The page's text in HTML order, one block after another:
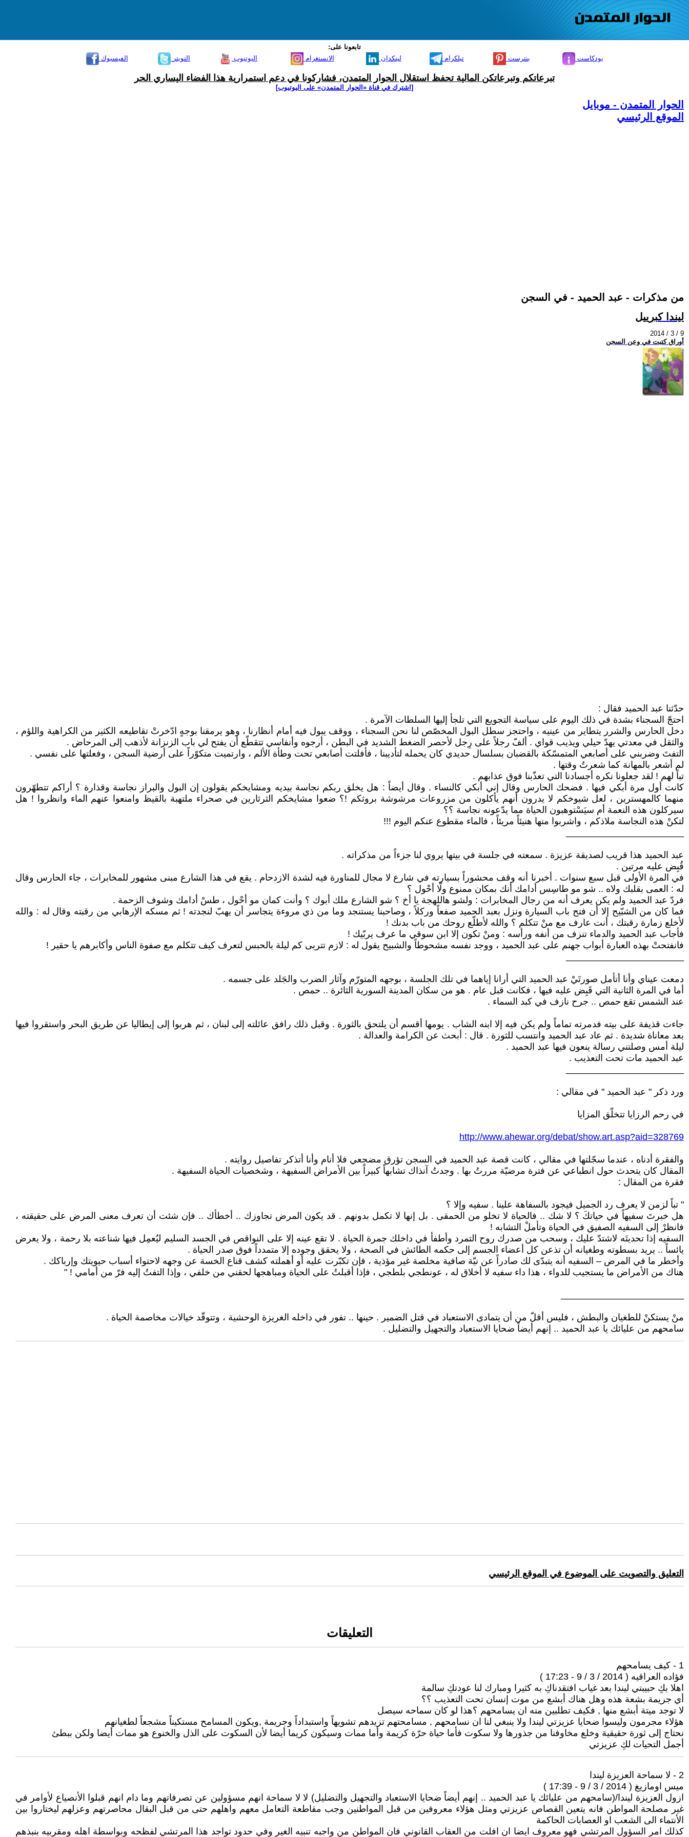
تابعونا على:
الفيسبوك
التويتر اليوتيوب الانستغرام لينكدإن تيلكرام بنترست بودكاست
تبرعاتكم وتبرعاتكن المالية تحفظ استقلال الحوار المتمدن، فشاركونا في دعم استمرارية هذا الفضاء اليساري الحر
[اشترك في قناة ‫«الحوار المتمدن» على اليوتيوب]
الحوار المتمدن - موبايل
الموقع الرئيسي
من مذكرات - عبد الحميد - في السجن
ليندا كبرييل
2014 / 3 / 9
أوراق كتبت في وعن السجن
حدّثنا عبد الحميد فقال :
احتجّ السجناء بشدة في ذلك اليوم على سياسة التجويع التي تلجأ إليها السلطات الآمرة .
دخل الحارس والشرر يتطاير من عينيه ، واحتجز سطل البول المخصّص لنا نحن السجناء ، ووقف يبول فيه أمام أنظارنا ، وهو يرمقنا بوجهٍ ادّخرتْ تقاطيعه الكثير من الكراهية واللؤم ،
والثقل في معدتي يهدّ حيلي ويذيب قواي . ألفّ رجلاً على رِجل لأحصر الضغط الشديد في البطن ، أرجوه وأنفاسي تتقطّع أن يفتح لي باب الزنزانة لأذهب إلى المرحاض .
التفتَ وضربني على أصابعي المتمسّكة بالقضبان بسلسال حديدي كان يحمله لتأديبنا ، فأفلتت أصابعي تحت وطأة الألم ، وارتميت متكوّراً على أرضية السجن ، وفعلتها على نفسي .
لم أشعر بالمهانة كما شعرتُ وقتها .
تباً لهم ! لقد جعلونا نكره أجسادنا التي تعذّبنا فوق عذابهم .
كانت أول مرة أبكي فيها . فضحك الحارس وقال إني أبكي كالنساء . وقال أيضاً : هل يخلق ربكم نجاسة بيديه ومشايخكم يقولون إن البول والبراز نجاسة وقذارة ؟ أراكم تتطهّرون
منهما كالمهسترين ، لعل شيوخكم لا يدرون أنهم يأكلون من مزروعات مرشوشة بروثكم !؟ ضعوا مشايخكم الثرثارين في صحراء ملتهبة بالقيظ وامنعوا عنهم الماء وانظروا ! هل
سيركلون هذه النعمة أم سيَسْتوهبون الحياة مما يدّعونه نجاسة ؟؟
لتكنْ هذه النجاسة ملاذكم ، واشربوا منها هنيئاً مريئاً ، فالماء مقطوع عنكم اليوم !!!
عبد الحميد هذا قريب لصديقة عزيزة . سمعته في جلسة في بيتها يروي لنا جزءاً من مذكراته .
قُبِض عليه مرتين .
في المرة الأولى قبل سبع سنوات . أخبرنا أنه وقف محشوراً بسيارته في شارع لا مجال للمناورة فيه لشدة الازدحام . يقع في هذا الشارع مبنى مشهور للمخابرات ، جاء الحارس وقال
له : العمى بقلبك ولاه .. شو مو طاسِس أدامك أنك بمكان ممنوع ولّا أحْول ؟
فردّ عبد الحميد ولم يكن يعرف أنه من رجال المخابرات : ولشو هاللهجة يا أخ ؟ شو الشارع ملك أبوك ؟ وأنت كمان مو أحْول ، طسْ أدامك وشوف الزحمة .
فما كان من الشبّيح إلا أن فتح باب السيارة ونزل بعبد الحميد صفعاً وركلاً ، وصاحبنا يستنجد وما من ذي مروءة يتجاسر أن يهبّ لنجدته ! ثم مسكه الإرهابي من رقبته وقال له : والله
لأخلع زمارة رقبتك ، أنت عارف مع منْ تتكلم ؟ والله لأطلّع روحك من باب بدنك !
فأجاب عبد الحميد والدماء تنزف من أنفه ورأسه : ومنْ تكون إلا ابن سوقي ما عرف يربّيك !
فانفتحتْ بهذه العبارة أبواب جهنم على عبد الحميد ، ووجد نفسه مشحوطاً والشبيح يقول له : لازم تتربى كم ليلة بالحبس لتعرف كيف تتكلم مع صفوة الناس وأكابرهم يا حقير !
دمعت عيناي وأنا أتأمل صورتَيْ عبد الحميد التي أرانا إياهما في تلك الجلسة ، بوجهه المتورّم وآثار الضرب والجَلد على جسمه .
أما في المرة الثانية التي قَبِض عليه فيها ، فكانت قبل عام . هو من سكان المدينة السورية الثائرة .. حمص .
عند الشمس تقع حمص .. جرح نازف في كبد السماء .
جاءت قذيفة على بيته فدمرته تماماً ولم يكن فيه إلا ابنه الشاب . يومها أقسم أن يلتحق بالثورة . وقبل ذلك رافق عائلته إلى لبنان ، ثم هربوا إلى إيطاليا عن طريق البحر واستقروا فيها
بعد معاناة شديدة . ثم عاد عبد الحميد وانتسب للثورة . قال : أبحث عن الكرامة والعدالة .
ليلة أمس وصلتني رسالة ينعون فيها عبد الحميد .
عبد الحميد مات تحت التعذيب .
ورد ذكر " عبد الحميد " في مقالي :
في رحم الرزايا تتخلّق المزايا
http://www.ahewar.org/debat/show.art.asp?aid=328769
والفقرة أدناه ، عندما سجّلتها في مقالي ، كانت قصة عبد الحميد في السجن تؤرق مضجعي فلا أنام وأنا أتذكر تفاصيل روايته .
المقال كان يتحدث حول انطباعي عن فترة مرضيّة مررتُ بها . وجدتُ آنذاك تشابهاً كبيراً بين الأمراض السفيهة ، وشخصيات الحياة السفيهة .
فقرة من المقال :
" تباً لزمن لا يعرف رد الجميل فيجود بالسفاهة علينا . سفيه وإلا ؟
هل خبرتَ سفيهاً في حياتكَ ؟ لا شك .. فالحياة لا تخلو من الحمقى . بل إنها لا تكمل بدونهم . قد يكون المرض تجاوزك .. أخطأك .. فإن شئت أن تعرف معنى المرض على حقيقته ،
فانظرْ إلى السفيه الصفيق في الحياة وتأملْ التشابه !
السفيه إذا تحديتَه لاشتدّ عليك ، وسحب من صدرك روح التمرد وأطفأ في داخلك جمرة الحياة . لا تقع عينه إلا على النواقص في الجسد السليم ليُعمِل فيها شناعته بلا رحمة ، ولا يعرض
يائساً .. يريد بسطوته وطغيانه أن تذعن كل أعضاء الجسم إلى حكمه الطائش في الصحة ، ولا يحقق وجوده إلا متمدداً فوق صدر الحياة .
وأخطر ما في المرض – السفيه أنه يتبدّى لك صادراً عن نيّة صافية مخلصة غير مؤذية ، فإن تكبّرت عليه أو أهملته كشف قناع الخسة عن وجهه لاحتواء أسباب حيويتك وإرباكك .
هناك من الأمراض ما يستجيب للدواء ، هذا داء سفيه لا أخلاق له ، عونطجي بلطجي ، فإذا أقبلتُ على الحياة ومباهجها لحقني من خلفي ، وإذا التفتُ إليه فرّ من أمامي ! "
منْ يستكنْ للطغيان والبطش ، فليس أقلّ من أن يتمادى الاستعباد في قتل الضمير . حينها .. تفور في داخله الغريزة الوحشية ، وتتوقّد خيالات مخاصمة الحياة .
سامحهم من عليائك يا عبد الحميد .. إنهم أيضاً ضحايا الاستعباد والتجهيل والتضليل .
التعليق والتصويت على الموضوع في الموقع الرئيسي
التعليقات
1 - كيف يسامحهم
فؤاده العراقيه ( 2014 / 3 / 9 - 17:23 )
اهلا بكِ حبيبتي ليندا بعد غياب افتقدناكِ به كثيرا ومبارك لنا عودتكِ سالمة
أي جريمة بشعة هذه وهل هناك أبشع من موت إنسان تحت التعذيب ؟؟
لا توجد ميتة أبشع منها , فكيف تطلبين منه ان يسامحهم ؟هذا لو كان سماحه سيصل
هؤلاء مجرمون وليسوا ضحايا عزيزتي ليندا ولا ينبغي لنا ان نسامحهم , مسامحتهم تزيدهم تشويهاً واستبداداً وجريمة ,ويكون المسامح مستكيناً مشجعاً لطغيانهم
نحتاج إلى ثورة حقيقية وخلع مخاوفنا من جذورها ولا سكوت فأما حياة حرّة كريمة وأما ممات وسيكون كريما أيضا لأن السكوت على الذل والخنوع هو ممات أيضا ولكن ببطئ
أجمل التحيات لكِ عزيزتي
2 - لا سماحة العزيزة ليندا
ميس اومازيغ ( 2014 / 3 / 9 - 17:39 )
ازول العزيزة ليندا/(سامحهم من عليائك يا عبد الحميد .. إنهم أيضاً ضحايا الاستعباد والتجهيل والتضليل) لا لا سماحة انهم مسؤولين عن تصرفاتهم وما دام انهم قبلوا الأنصياع لأوامر في
غير مصلحة المواطن فانه يتعين القصاص عزيزتي ومثل هؤلاء معروفين من قبل المواطنين وجب مقاطعة التعامل معهم واهلهم حتى من قبل البقال محاصرتهم وعزلهم ليختاروا بين
الأنتماء الى الشعب او العصابات الحاكمة
كذلك امر السؤول المرتشي فهو معروف ايضا ان افلت من العقاب القانوني فان المواطن من واجبه تنبيه الغير وفي حدود تواجد هذا المرتشي لفظحه وبواسطة اهله ومقربيه بنبذهم